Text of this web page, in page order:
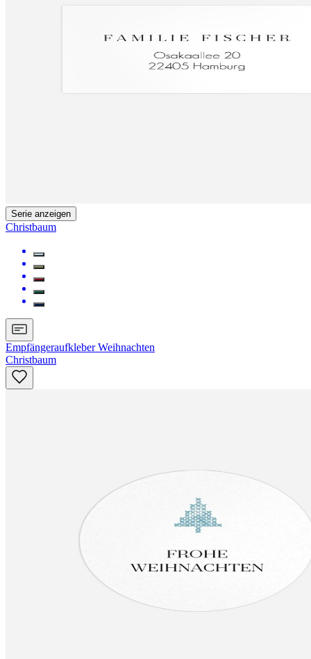
Serie anzeigen
Christbaum
Empfängeraufkleber Weihnachten
Christbaum